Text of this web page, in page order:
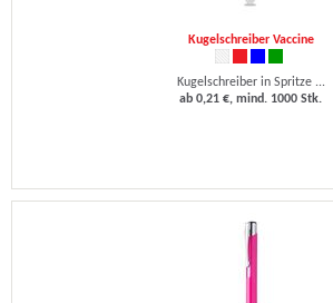
Kugelschreiber Vaccine
Kugelschreiber in Spritze ...
ab 0,21 €, mind. 1000 Stk.